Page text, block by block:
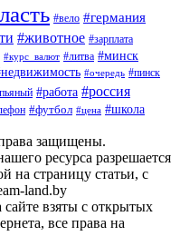
#вело #германия
#животное #зарплата
#курс_валют #литва #минск
#очередь #пинск
#работа #россия
#футбол #цена #школа
защищены.
ресурса разрешается
на страницу статьи, с
land.by
взяты с открытых
все права на